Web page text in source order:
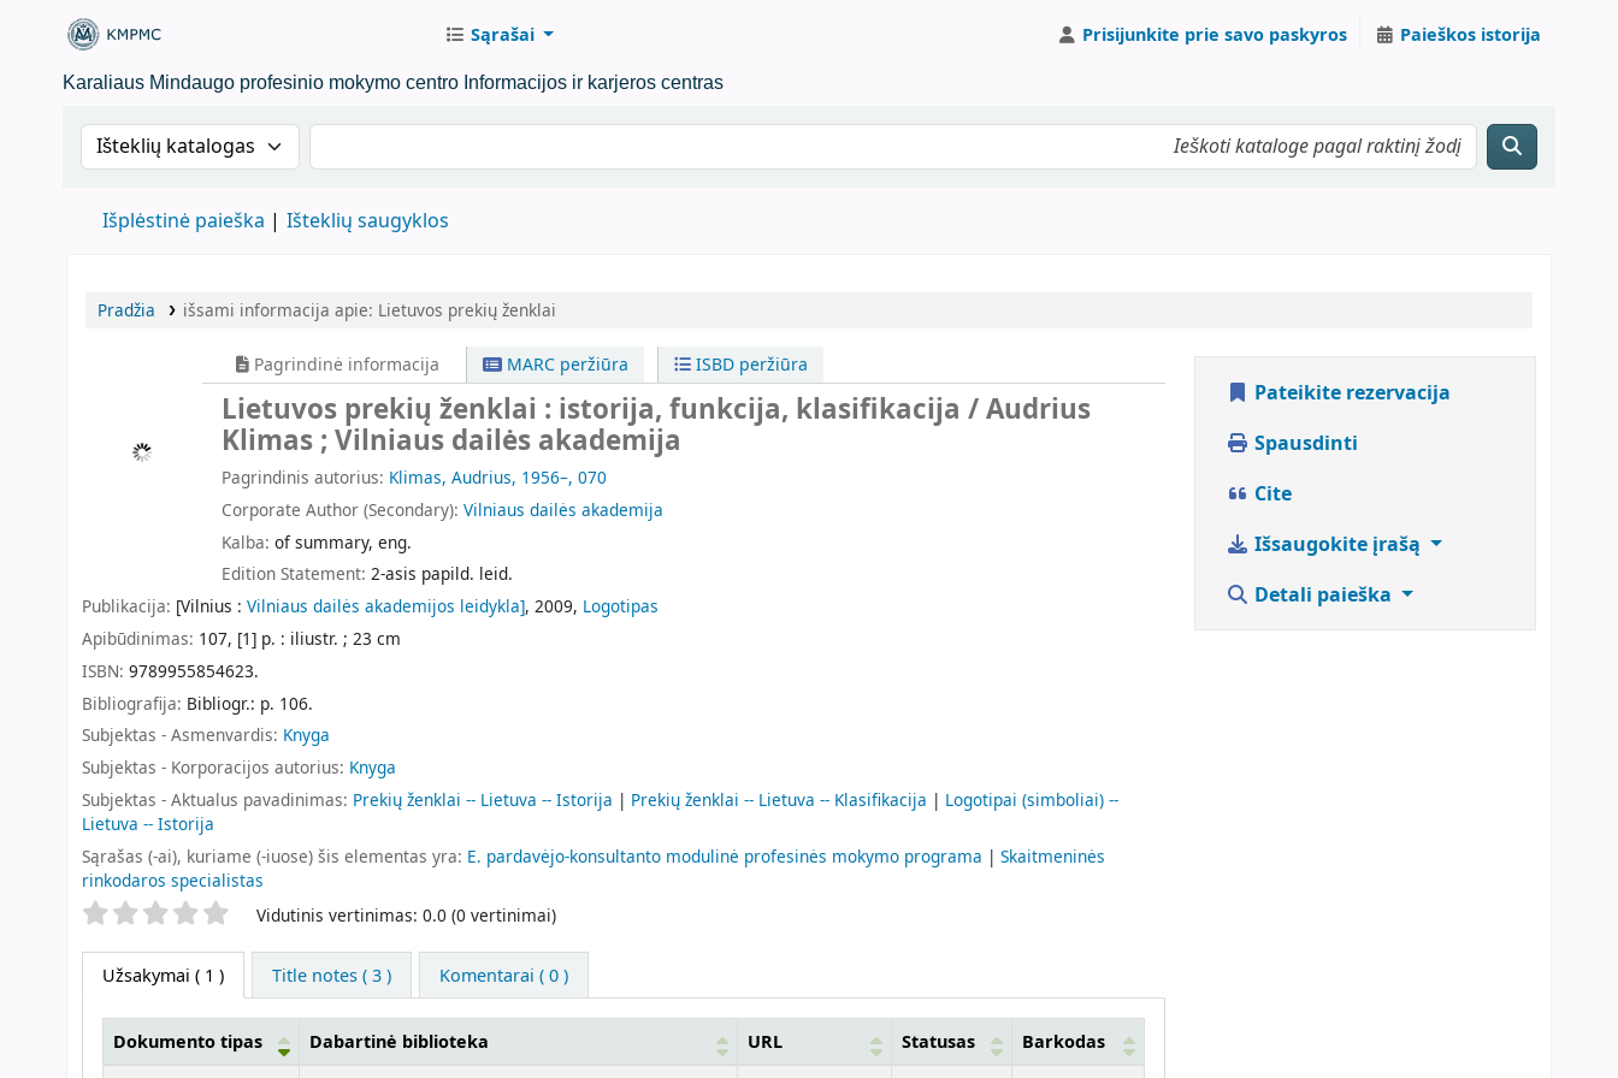
KMPMC Biblioteka
Sąrašai Prisijunkite prie savo paskyros Paieškos istorija
Karaliaus Mindaugo profesinio mokymo centro Informacijos ir karjeros centras
Search the catalog by:Ieškoti kataloge pagal raktinį žodį
Išplėstinė paieška Išteklių saugyklos
Pradžia išsami informacija apie: Lietuvos prekių ženklai
Pagrindinė informacija MARC peržiūra ISBD peržiūra
Lietuvos prekių ženklai : istorija, funkcija, klasifikacija / Audrius
Klimas ; Vilniaus dailės akademija
Pagrindinis autorius: Klimas, Audrius, 1956–, 070
Corporate Author (Secondary): Vilniaus dailės akademija
Kalba: of summary, eng.
Edition Statement: 2-asis papild. leid.
Publikacija: [Vilnius : Vilniaus dailės akademijos leidykla], 2009, Logotipas
Apibūdinimas: 107, [1] p. : iliustr. ; 23 cm
ISBN: 9789955854623.
Bibliografija: Bibliogr.: p. 106.
Subjektas - Asmenvardis: Knyga
Subjektas - Korporacijos autorius: Knyga
Subjektas - Aktualus pavadinimas: Prekių ženklai -- Lietuva -- Istorija | Prekių ženklai -- Lietuva -- Klasifikacija | Logotipai (simboliai) --
Lietuva -- Istorija
Sąrašas (-ai), kuriame (-iuose) šis elementas yra: E. pardavėjo-konsultanto modulinė profesinės mokymo programa | Skaitmeninės
rinkodaros specialistas
Star ratings Vidutinis vertinimas: 0.0 (0 vertinimai)
Užsakymai ( 1 ) Title notes ( 3 ) Komentarai ( 0 )
Dokumento tipas Dabartinė biblioteka URL Statusas Barkodas
Pateikite rezervacija
Spausdinti
Cite
Išsaugokite įrašą
Detali paieška